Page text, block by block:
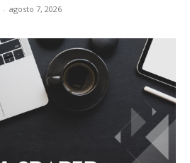
- agosto 7, 2026